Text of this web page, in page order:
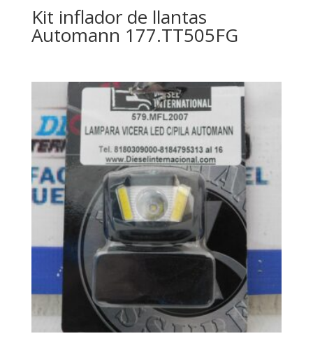
Kit inflador de llantas
Automann 177.TT505FG